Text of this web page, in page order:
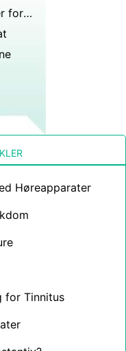
Inner Ear infeksjon symptomer for voksne
Høreapparater
for Tinnitus